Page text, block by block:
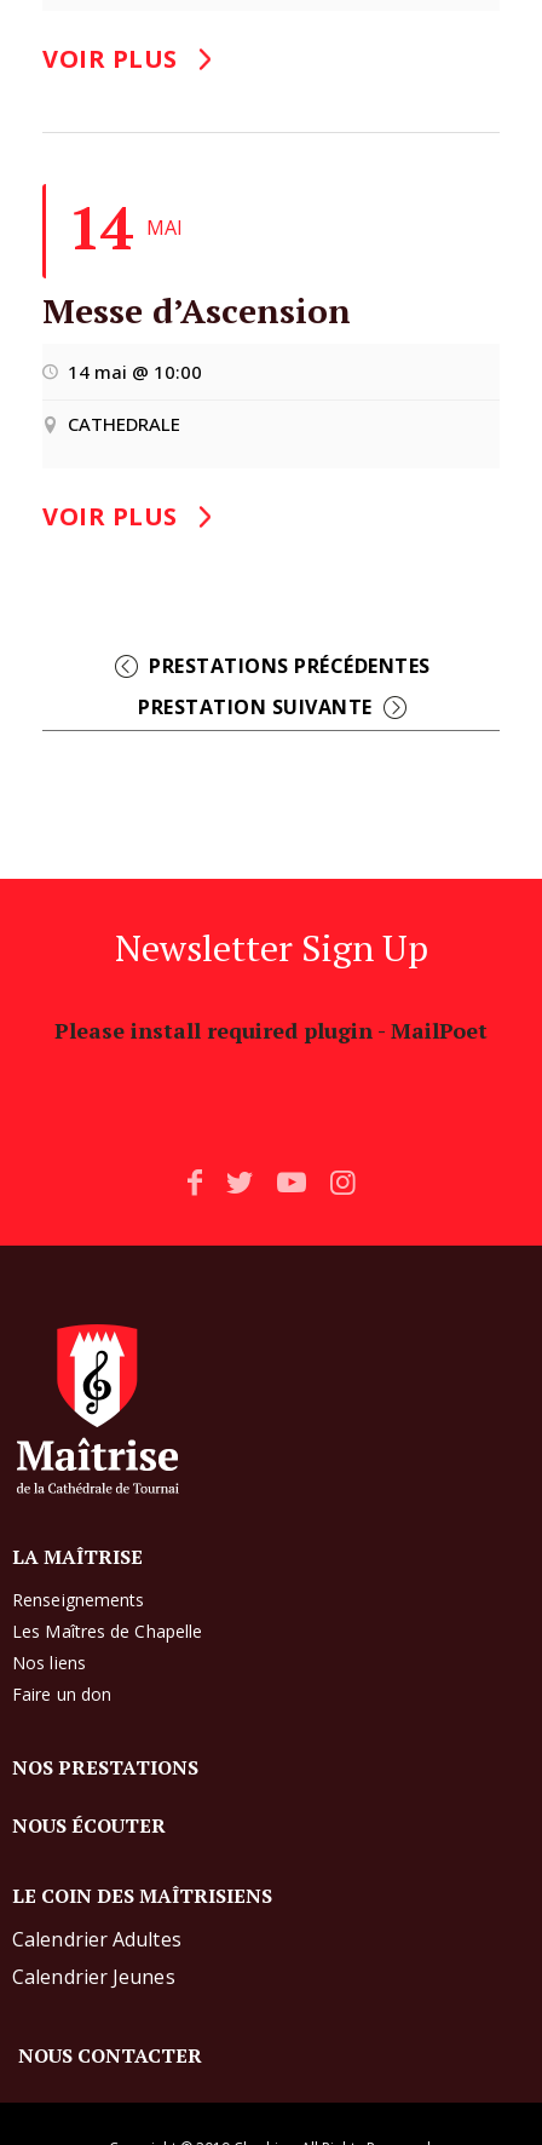
VOIR PLUS
14 MAI
Messe d’Ascension
14 mai @ 10:00
CATHEDRALE
VOIR PLUS
Newsletter Sign Up
Please install required plugin - MailPoet
LA MAÎTRISE
Renseignements
Les Maîtres de Chapelle
Nos liens
Faire un don
NOS PRESTATIONS
NOUS ÉCOUTER
LE COIN DES MAÎTRISIENS
Calendrier Adultes
Calendrier Jeunes
NOUS CONTACTER